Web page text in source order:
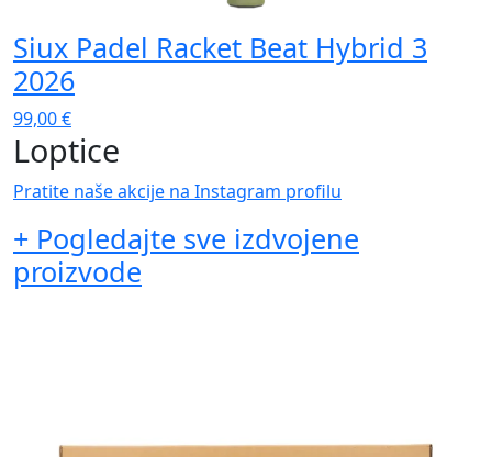
Siux Padel Racket Beat Hybrid 3
2026
99,00€
Loptice
Pratite naše akcije na Instagram profilu
+ Pogledajte sve izdvojene
proizvode